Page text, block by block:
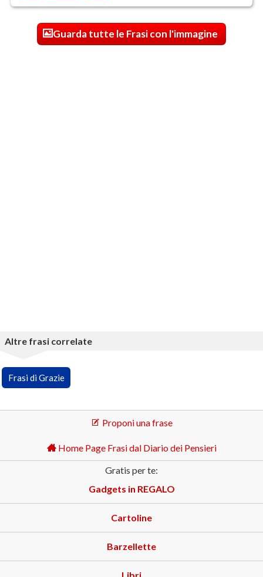
Guarda tutte le Frasi con l'immagine
Altre frasi correlate
Frasi di Grazie
Proponi una frase
Home Page Frasi dal Diario dei Pensieri
Gratis per te:
Gadgets in REGALO
Cartoline
Barzellette